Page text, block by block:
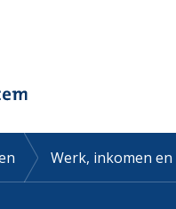
Werk, inkomen en